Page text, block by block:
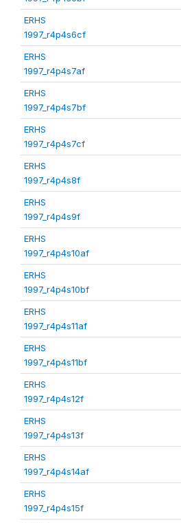
ERHS
1997_r4p4s6cf
ERHS
1997_r4p4s7af
ERHS
1997_r4p4s7bf
ERHS
1997_r4p4s7cf
ERHS
1997_r4p4s8f
ERHS
1997_r4p4s9f
ERHS
1997_r4p4s10af
ERHS
1997_r4p4s10bf
ERHS
1997_r4p4s11af
ERHS
1997_r4p4s11bf
ERHS
1997_r4p4s12f
ERHS
1997_r4p4s13f
ERHS
1997_r4p4s14af
ERHS
1997_r4p4s15f